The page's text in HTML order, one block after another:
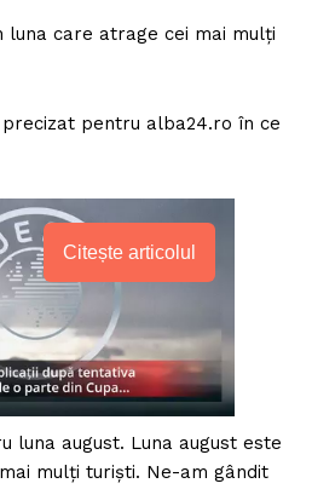
luna care atrage cei mai mulți
pentru alba24.ro în ce
Citește articolul
luna august. Luna august este
mulți turiști. Ne-am gândit